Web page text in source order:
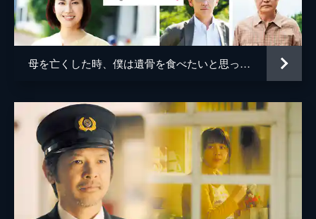
音楽 寺田志保
母を亡くした時、僕は遺骨を食べたいと思った。